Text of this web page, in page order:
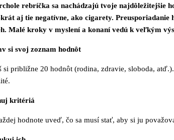
rebríčka sa nachádzajú tvoje najdôležitejšie
aj tie negatívne, ako cigarety.
Malé kroky v myslení a konaní vedú k veľkým
si svoj zoznam hodnôt
si približne 20 hodnôt (rodina, zdravie, sloboda,
kritériá
hodnote uveď, čo sa musí stať, aby si ju